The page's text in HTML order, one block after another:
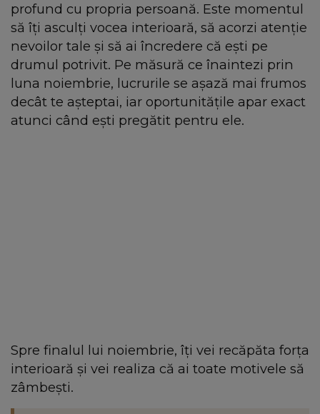
profund cu propria persoană. Este momentul
să îți asculți vocea interioară, să acorzi atenție
nevoilor tale și să ai încredere că ești pe
drumul potrivit. Pe măsură ce înaintezi prin
luna noiembrie, lucrurile se așază mai frumos
decât te așteptai, iar oportunitățile apar exact
atunci când ești pregătit pentru ele.
Spre finalul lui noiembrie, îți vei recăpăta forța
interioară și vei realiza că ai toate motivele să
zâmbești.